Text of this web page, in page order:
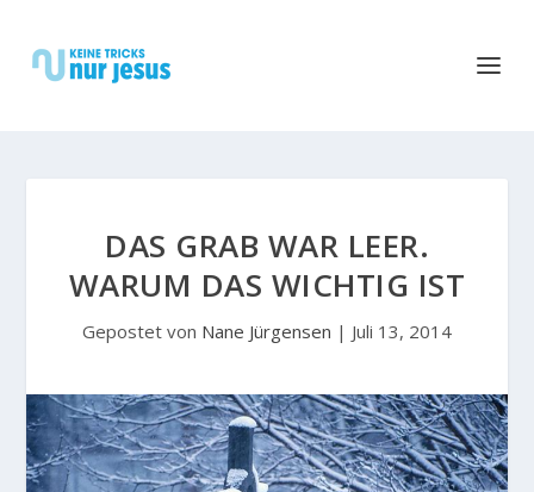
DAS GRAB WAR LEER.
WARUM DAS WICHTIG IST
Gepostet von Nane Jürgensen | Juli 13, 2014